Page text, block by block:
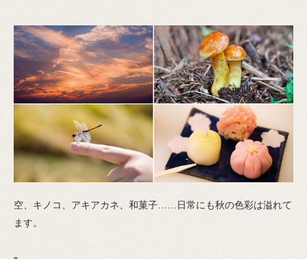
空、キノコ、アキアカネ、和菓子……日常にも秋の色彩は溢れて
ます。